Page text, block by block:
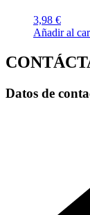
3,98 €
Añadir al
Datos de